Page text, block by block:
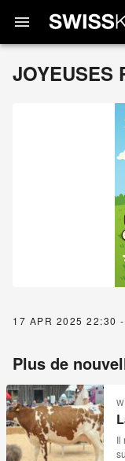
menu
JOYEUSES
17 APR 2025 22:30
Plus de
Il